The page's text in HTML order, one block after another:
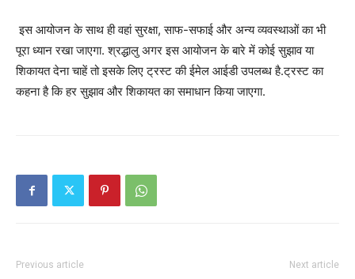
इस आयोजन के साथ ही वहां सुरक्षा, साफ-सफाई और अन्य व्यवस्थाओं का भी
पूरा ध्यान रखा जाएगा. श्रद्धालु अगर इस आयोजन के बारे में कोई सुझाव या
शिकायत देना चाहें तो इसके लिए ट्रस्ट की ईमेल आईडी उपलब्ध है.ट्रस्ट का
कहना है कि हर सुझाव और शिकायत का समाधान किया जाएगा.
Previous article Next article